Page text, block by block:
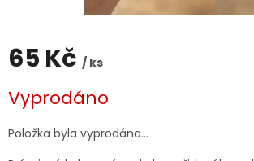
65 Kč / ks
cena:
Vyprodáno
Položka byla vyprodána…